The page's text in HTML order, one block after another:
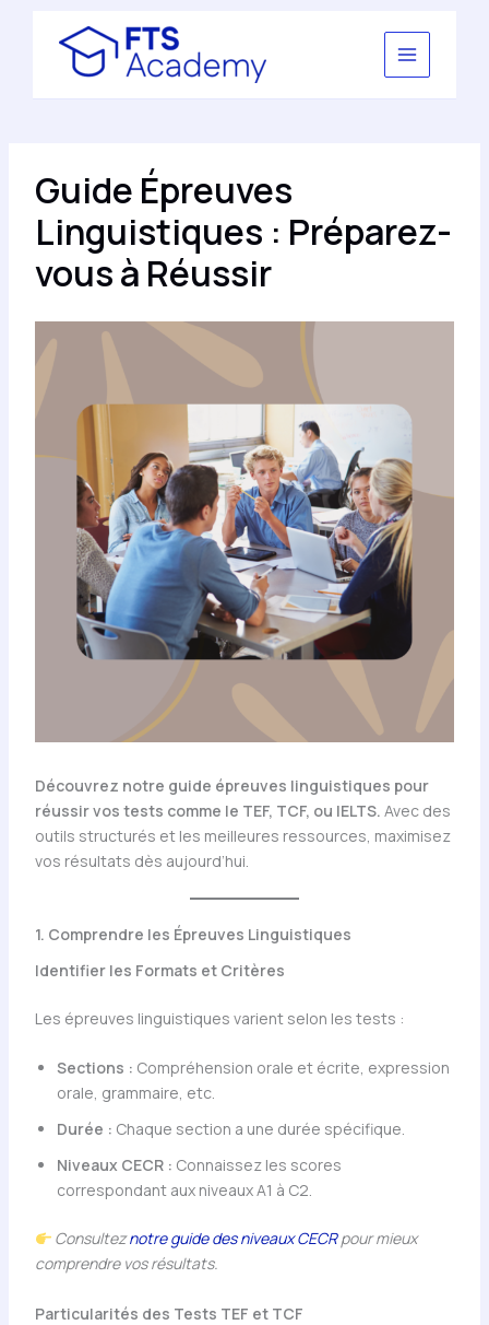
Guide Épreuves
Linguistiques : Préparez-
vous à Réussir
Découvrez notre guide épreuves linguistiques pour
réussir vos tests comme le TEF, TCF, ou IELTS. Avec des
outils structurés et les meilleures ressources, maximisez
vos résultats dès aujourd’hui.
1. Comprendre les Épreuves Linguistiques
Identifier les Formats et Critères
Les épreuves linguistiques varient selon les tests :
Sections : Compréhension orale et écrite, expression
orale, grammaire, etc.
Durée : Chaque section a une durée spécifique.
Niveaux CECR : Connaissez les scores
correspondant aux niveaux A1 à C2.
Consulteznotre guide des niveaux CECRpour mieux
comprendre vos résultats.
Particularités des Tests TEF et TCF